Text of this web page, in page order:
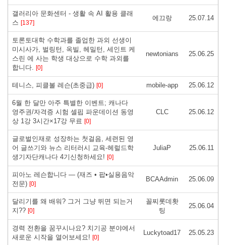
갤러리아 문화센터 - 생활 속 AI 활용 클래
스 [137]
에끄랑 25.07.14
토론토대학 수학과를 졸업한 과외 선생이
미시사가, 벌링턴, 옥빌, 헤밀턴, 세인트 케
스린 에 사는 학생 대상으로 수학 과외를
합니다. [0]
newtonians 25.06.25
테니스, 피클볼 레슨(초중급) [0] mobile-app 25.06.12
6월 한 달만 아주 특별한 이벤트; 캐나다
영주권/자격증 시험 셀핍 파운데이션 동영
상 1강 3시간×17강 무료 [0]
CLC 25.06.12
글로벌인재로 성장하는 첫걸음, 세련된 영
어 글쓰기와 뉴스 리터러시 교육-헤럴드학
생기자단캐나다 4기신청하세요! [0]
JuliaP 25.06.11
피아노 레슨합니다 — (재즈 • 팝•실용음악
전문) [0]
BCAAdmin 25.06.09
달리기를 왜 배워? 그거 그냥 뛰면 되는거
지?? [0]
꼴찌롯데홧
팅
25.06.04
경력 전환을 꿈꾸시나요? 치기공 분야에서
새로운 시작을 열어보세요! [0]
Luckytoad17 25.05.23